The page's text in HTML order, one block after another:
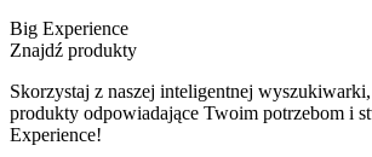
Big Experience
Znajdź produkty
Skorzystaj z naszej inteligentnej
produkty odpowiadające Twoim potrzebom i
Experience!